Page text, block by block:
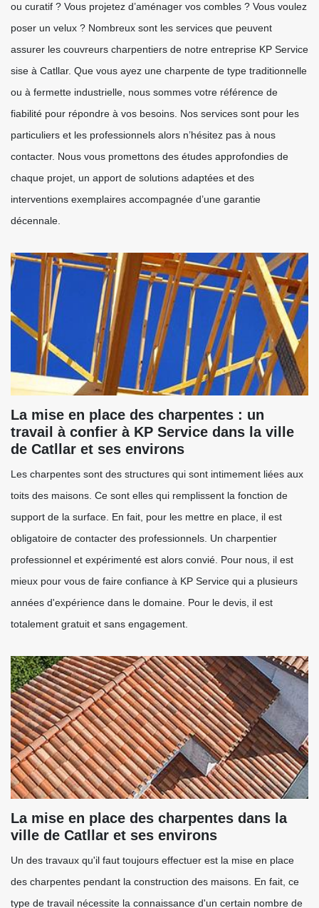
ou curatif ? Vous projetez d’aménager vos combles ? Vous voulez
poser un velux ? Nombreux sont les services que peuvent
assurer les couvreurs charpentiers de notre entreprise KP Service
sise à Catllar. Que vous ayez une charpente de type traditionnelle
ou à fermette industrielle, nous sommes votre référence de
fiabilité pour répondre à vos besoins. Nos services sont pour les
particuliers et les professionnels alors n’hésitez pas à nous
contacter. Nous vous promettons des études approfondies de
chaque projet, un apport de solutions adaptées et des
interventions exemplaires accompagnée d’une garantie
décennale.
La mise en place des charpentes : un
travail à confier à KP Service dans la ville
de Catllar et ses environs
Les charpentes sont des structures qui sont intimement liées aux
toits des maisons. Ce sont elles qui remplissent la fonction de
support de la surface. En fait, pour les mettre en place, il est
obligatoire de contacter des professionnels. Un charpentier
professionnel et expérimenté est alors convié. Pour nous, il est
mieux pour vous de faire confiance à KP Service qui a plusieurs
années d'expérience dans le domaine. Pour le devis, il est
totalement gratuit et sans engagement.
La mise en place des charpentes dans la
ville de Catllar et ses environs
Un des travaux qu'il faut toujours effectuer est la mise en place
des charpentes pendant la construction des maisons. En fait, ce
type de travail nécessite la connaissance d'un certain nombre de